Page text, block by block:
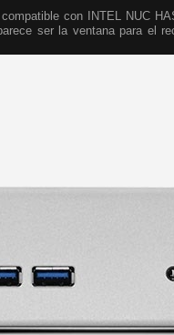
con INTEL NUC
ser la ventana para el